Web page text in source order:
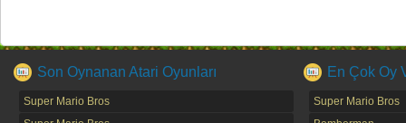
Son Oynanan Atari Oyunları
Super Mario Bros
En Çok Oy
Super Mario Bros